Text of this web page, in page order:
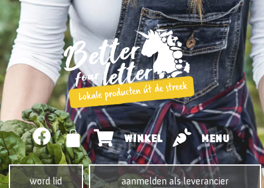
WINKEL MENU
word lid aanmelden als leverancier